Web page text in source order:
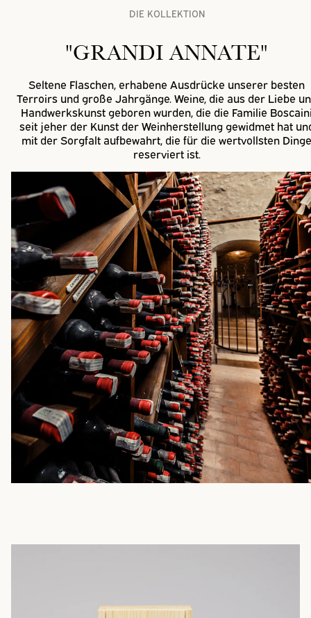
DIE KOLLEKTION
"GRANDI ANNATE"
Seltene Flaschen, erhabene Ausdrücke unserer besten
Terroirs und große Jahrgänge. Weine, die aus der Liebe
Handwerkskunst geboren wurden, die die Familie
seit jeher der Kunst der Weinherstellung gewidmet hat
mit der Sorgfalt aufbewahrt, die für die wertvollsten Dinge
reserviert ist.